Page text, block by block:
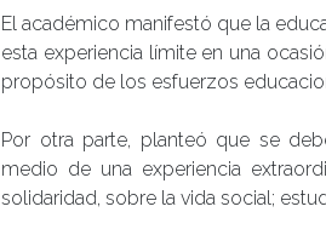
El académico manifestó que la
esta experiencia límite en una
propósito de los esfuerzos
Por otra parte, planteó que se
medio de una experiencia
solidaridad, sobre la vida social;